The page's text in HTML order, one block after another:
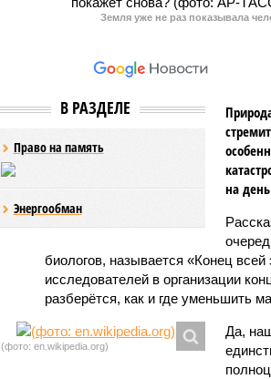
Земля уже не раз показывала
В РАЗДЕЛЕ
Право на память
Энергообман
на
биологов, называется «Конец
исследователей в организации
разберётся, как и где уменьшить
(фото: en.wikipedia.org)
Да,